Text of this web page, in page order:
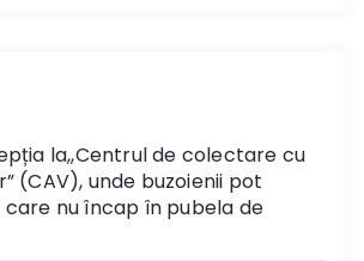
la,,Centrul de colectare cu
(CAV), unde buzoienii pot
care nu încap în pubela de